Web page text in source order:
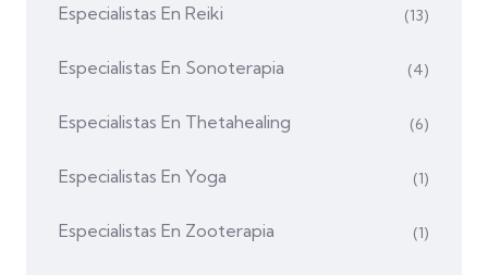
Especialistas En Reiki (13)
Especialistas En Sonoterapia (4)
Especialistas En Thetahealing (6)
Especialistas En Yoga (1)
Especialistas En Zooterapia (1)